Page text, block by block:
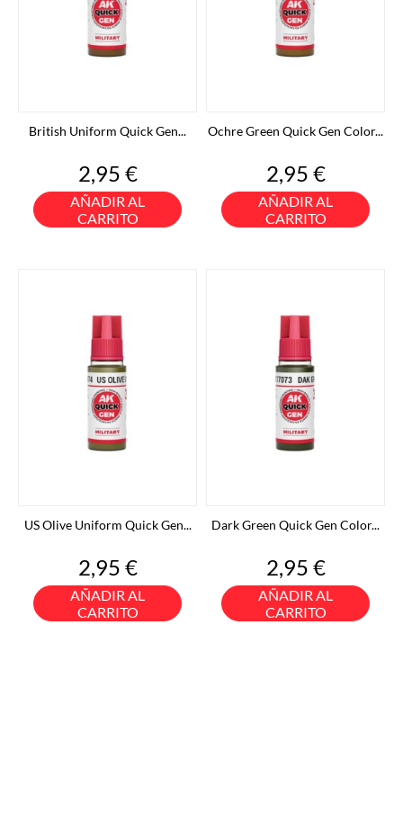
British Uniform Quick Gen...
Precio
2,95 €
AÑADIR AL
CARRITO
Ochre Green Quick Gen Color...
Precio
2,95 €
AÑADIR AL
CARRITO
US Olive Uniform Quick Gen...
Precio
2,95 €
AÑADIR AL
CARRITO
Dark Green Quick Gen Color...
Precio
2,95 €
AÑADIR AL
CARRITO